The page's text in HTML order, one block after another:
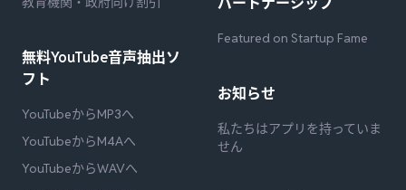
無料YouTube音声抽出ソ
フト
YouTubeからMP3へ
YouTubeからM4Aへ
YouTubeからWAVへ
Featured on Startup Fame
お知らせ
私たちはアプリを持っていま
せん